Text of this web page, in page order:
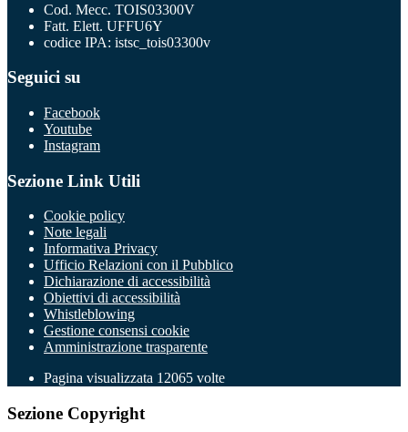
Cod. Mecc. TOIS03300V
Fatt. Elett. UFFU6Y
codice IPA: istsc_tois03300v
Seguici su
Facebook
Youtube
Instagram
Sezione Link Utili
Cookie policy
Note legali
Informativa Privacy
Ufficio Relazioni con il Pubblico
Dichiarazione di accessibilità
Obiettivi di accessibilità
Whistleblowing
Gestione consensi cookie
Amministrazione trasparente
Pagina visualizzata 12065 volte
Sezione Copyright